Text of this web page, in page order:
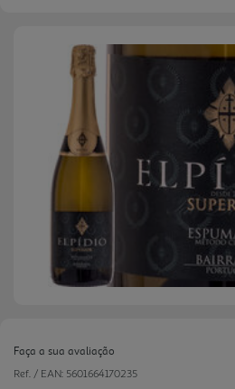
Faça a sua avaliação
Ref. / EAN: 5601664170235